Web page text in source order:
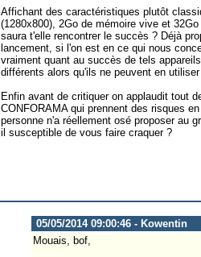
Affichant des caractéristiques plutôt
(1280x800), 2Go de mémoire vive et
saura t'elle rencontrer le succès ? Déjà
lancement, si l'on est en ce qui nous
vraiment quant au succès de tels
différents alors qu'ils ne peuvent en
Enfin avant de critiquer on applaudit tout
CONFORAMA qui prennent des risques
personne n'a réellement osé proposer au
il susceptible de vous faire craquer ?
05/05/2014 09:00:46 - Kowentin
Mouais, bof,